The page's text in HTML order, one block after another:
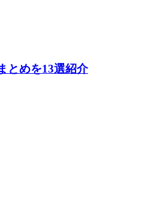
とめを13選紹介